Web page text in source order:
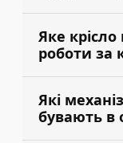
Яке
роботи за
Які
бувають в